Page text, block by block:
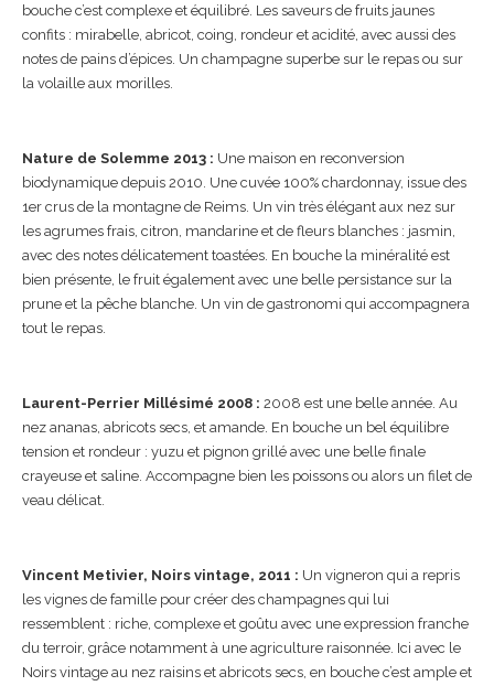
bouche c’est complexe et équilibré. Les saveurs de fruits jaunes
confits : mirabelle, abricot, coing, rondeur et acidité, avec aussi des
notes de pains d’épices. Un champagne superbe sur le repas ou sur
la volaille aux morilles.
Nature de Solemme 2013 : Une maison en reconversion
biodynamique depuis 2010. Une cuvée 100% chardonnay, issue des
1er crus de la montagne de Reims. Un vin très élégant aux nez sur
les agrumes frais, citron, mandarine et de fleurs blanches : jasmin,
avec des notes délicatement toastées. En bouche la minéralité est
bien présente, le fruit également avec une belle persistance sur la
prune et la pêche blanche. Un vin de gastronomi qui accompagnera
tout le repas.
Laurent-Perrier Millésimé 2008 : 2008 est une belle année. Au
nez ananas, abricots secs, et amande. En bouche un bel équilibre
tension et rondeur : yuzu et pignon grillé avec une belle finale
crayeuse et saline. Accompagne bien les poissons ou alors un filet de
veau délicat.
Vincent Metivier, Noirs vintage, 2011 : Un vigneron qui a repris
les vignes de famille pour créer des champagnes qui lui
ressemblent : riche, complexe et goûtu avec une expression franche
du terroir, grâce notamment à une agriculture raisonnée. Ici avec le
Noirs vintage au nez raisins et abricots secs, en bouche c’est ample et